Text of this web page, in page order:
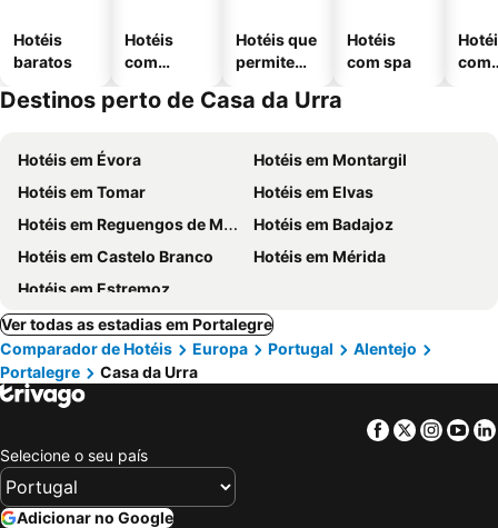
Hotéis
baratos
Hotéis
com
Hotéis que
permitem
Hotéis
com spa
com
Destinos perto de Casa da Urra
Hotéis em Évora
Hotéis em Montargil
Hotéis em Tomar
Hotéis em Elvas
Hotéis em Reguengos de Monsaraz
Hotéis em Badajoz
Hotéis em Castelo Branco
Hotéis em Mérida
Hotéis em Estremoz
Ver todas as estadias em Portalegre
Comparador de Hotéis
Europa Portugal
Alentejo
Portalegre
Casa da Urra
Facebook
Twitter
Selecione o seu país
Adicionar no Google